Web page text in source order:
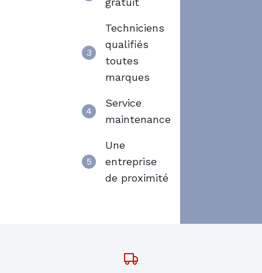
3
Techniciens
qualifiés
toutes
marques
4
Service
maintenance
5
Une
entreprise
de proximité